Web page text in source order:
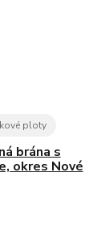
ploty
brána s
okres Nové